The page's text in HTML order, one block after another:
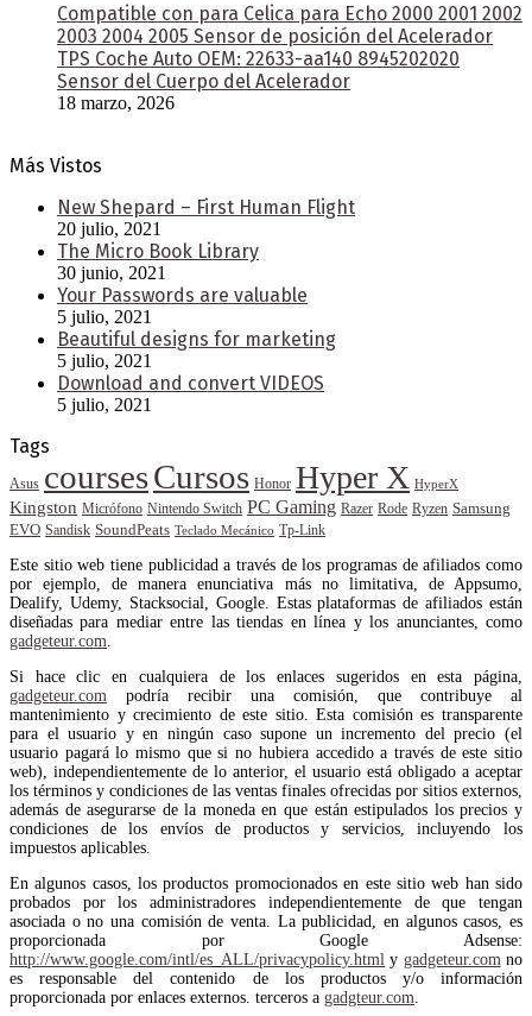
Compatible con para Celica para Echo 2000 2001 2002
2003 2004 2005 Sensor de posición del Acelerador
TPS Coche Auto OEM: 22633-aa140 8945202020
Sensor del Cuerpo del Acelerador
18 marzo, 2026
Más Vistos
New Shepard – First Human Flight
20 julio, 2021
The Micro Book Library
30 junio, 2021
Your Passwords are valuable
5 julio, 2021
Beautiful designs for marketing
5 julio, 2021
Download and convert VIDEOS
5 julio, 2021
Tags
Asus coursesCursos Honor Hyper X HyperX
Kingston Micrófono Nintendo Switch PC Gaming Razer Rode Ryzen Samsung
EVO Sandisk SoundPeats Teclado Mecánico Tp-Link
Este sitio web tiene publicidad a través de los programas de afiliados como
por ejemplo, de manera enunciativa más no limitativa, de Appsumo,
Dealify, Udemy, Stacksocial, Google. Estas plataformas de afiliados están
diseñadas para mediar entre las tiendas en línea y los anunciantes, como
gadgeteur.com
Si hace clic en cualquiera de los enlaces sugeridos en esta página,
gadgeteur.com podría recibir una comisión, que contribuye al
mantenimiento y crecimiento de este sitio. Esta comisión es transparente
para el usuario y en ningún caso supone un incremento del precio (el
usuario pagará lo mismo que si no hubiera accedido a través de este sitio
web), independientemente de lo anterior, el usuario está obligado a aceptar
los términos y condiciones de las ventas finales ofrecidas por sitios externos,
además de asegurarse de la moneda en que están estipulados los precios y
condiciones de los envíos de productos y servicios, incluyendo los
impuestos aplicables.
En algunos casos, los productos promocionados en este sitio web han sido
probados por los administradores independientemente de que tengan
asociada o no una comisión de venta. La publicidad, en algunos casos, es
proporcionada por Google Adsense:
http://www.google.com/intl/es_ALL/privacypolicy.html y gadgeteur.com no
es responsable del contenido de los productos y/o información
proporcionada por enlaces externos. terceros a gadgteur.com